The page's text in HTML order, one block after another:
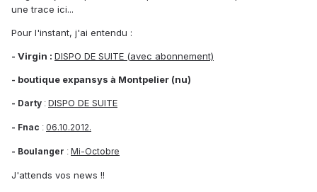
une trace ici...
Pour l'instant, j'ai entendu :
- Virgin : DISPO DE SUITE (avec abonnement)
- boutique expansys à Montpelier (nu)
- Darty : DISPO DE SUITE
- Fnac : 06.10.2012.
- Boulanger : Mi-Octobre
J'attends vos news !!